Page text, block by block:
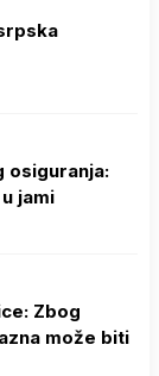
osiguranja:
jami
Zbog
može biti